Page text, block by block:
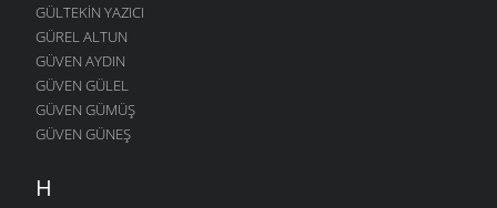
MERAKLI MELAHAT
12 AĞUSTOS 2004
HALK EĞITIMI
12 AĞUSTOS 2004
HASTAHANEDE DURUM
GIDIYORUZ
GÜLTEKIN YAZICI
GÜREL ALTUN
GÜVEN AYDIN
GÜVEN GÜLEL
GÜVEN GÜMÜŞ
GÜVEN GÜNEŞ
H